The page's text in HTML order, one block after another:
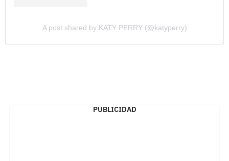
A post shared by KATY PERRY (@katyperry)
PUBLICIDAD